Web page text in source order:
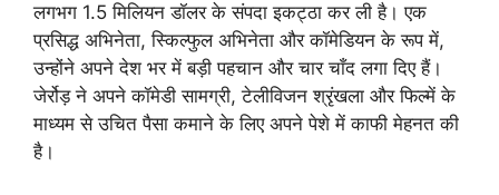
लगभग 1.5 मिलियन डॉलर के संपदा इकट्ठा कर ली है। एक
प्रसिद्ध अभिनेता, स्किल्फुल अभिनेता और कॉमेडियन के रूप में,
उन्होंने अपने देश भर में बड़ी पहचान और चार चाँद लगा दिए हैं।
जेर्रोड़ ने अपने कॉमेडी सामग्री, टेलीविजन श्रृंखला और फिल्में के
माध्यम से उचित पैसा कमाने के लिए अपने पेशे में काफी मेहनत की
है।